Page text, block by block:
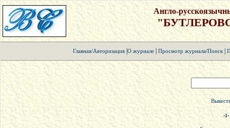
Англо-
Главная/Авторизация| О журнале| Просмотр журнала/Поиск|
-1-